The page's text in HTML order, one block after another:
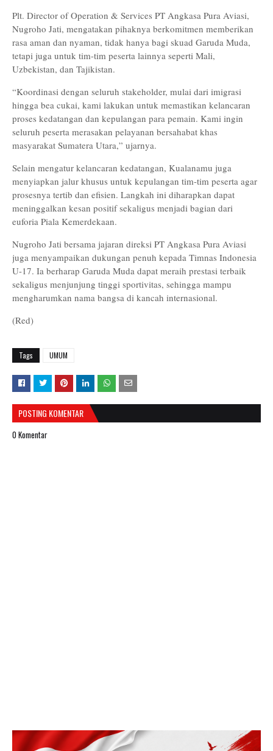
Plt. Director of Operation & Services PT Angkasa Pura Aviasi,
Nugroho Jati, mengatakan pihaknya berkomitmen memberikan
rasa aman dan nyaman, tidak hanya bagi skuad Garuda Muda,
tetapi juga untuk tim-tim peserta lainnya seperti Mali,
Uzbekistan, dan Tajikistan.
“Koordinasi dengan seluruh stakeholder, mulai dari imigrasi
hingga bea cukai, kami lakukan untuk memastikan kelancaran
proses kedatangan dan kepulangan para pemain. Kami ingin
seluruh peserta merasakan pelayanan bersahabat khas
masyarakat Sumatera Utara,” ujarnya.
Selain mengatur kelancaran kedatangan, Kualanamu juga
menyiapkan jalur khusus untuk kepulangan tim-tim peserta agar
prosesnya tertib dan efisien. Langkah ini diharapkan dapat
meninggalkan kesan positif sekaligus menjadi bagian dari
euforia Piala Kemerdekaan.
Nugroho Jati bersama jajaran direksi PT Angkasa Pura Aviasi
juga menyampaikan dukungan penuh kepada Timnas Indonesia
U-17. Ia berharap Garuda Muda dapat meraih prestasi terbaik
sekaligus menjunjung tinggi sportivitas, sehingga mampu
mengharumkan nama bangsa di kancah internasional.
(Red)
Tags UMUM
POSTING KOMENTAR
0 Komentar